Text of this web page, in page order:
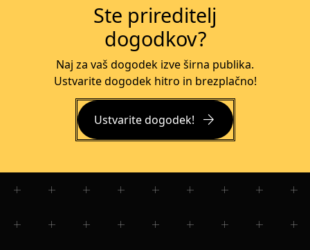
Ste prireditelj
dogodkov?
Naj za vaš dogodek izve širna publika.
Ustvarite dogodek hitro in brezplačno!
Ustvarite dogodek! arrow_forward